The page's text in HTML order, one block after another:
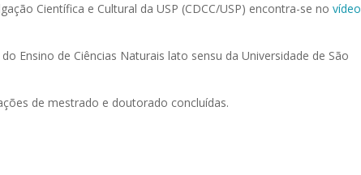
Científica e Cultural da USP (CDCC/USP) encontra-se no vídeo
Ensino de Ciências Naturais lato sensu da Universidade de São
de mestrado e doutorado concluídas.